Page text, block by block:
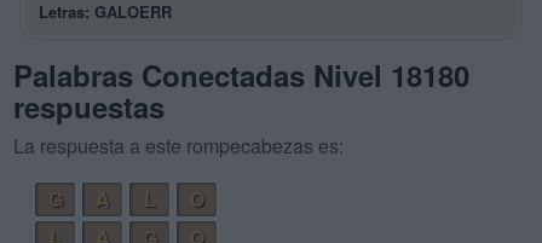
Letras: GALOERR
Palabras Conectadas Nivel 18180
respuestas
La respuesta a este rompecabezas es:
G
A L
O
L
A G
O